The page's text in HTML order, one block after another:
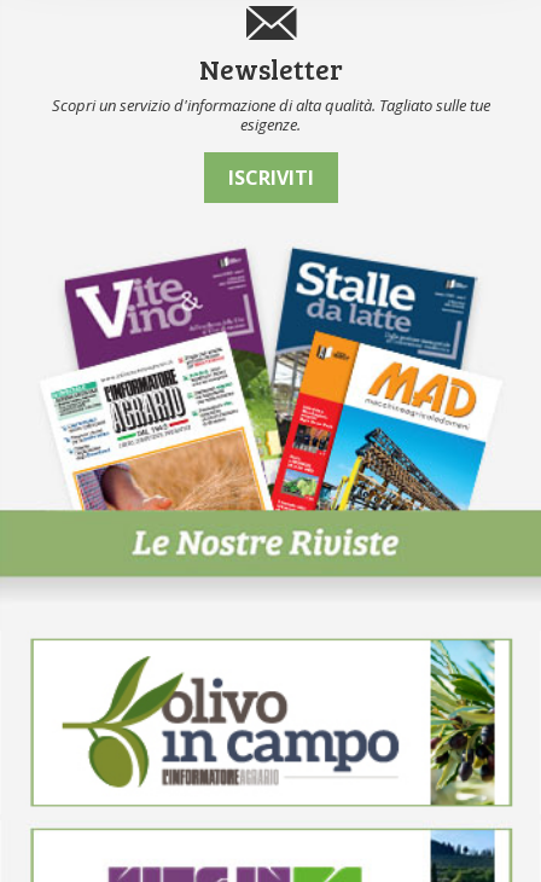
Newsletter
Scopri un servizio d'informazione di alta qualità. Tagliato sulle tue
esigenze.
ISCRIVITI